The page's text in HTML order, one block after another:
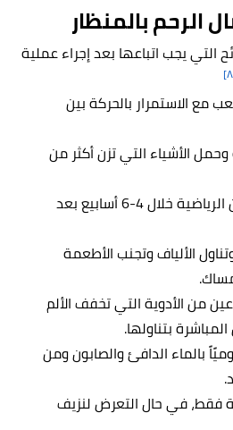
الرحم بالمنظار
التي يجب اتباعها بعد إجراء عملية
مع الاستمرار بالحركة بين
الأشياء التي تزن أكثر من
تجنب ممارسة التمارين الرياضية خلال 4-6 أسابيع بعد
الألياف وتجنب الأطعمة
من الأدوية التي تخفف الألم
بتناولها.
بالماء الدافئ والصابون ومن
فقط، في حال التعرض لنزيف